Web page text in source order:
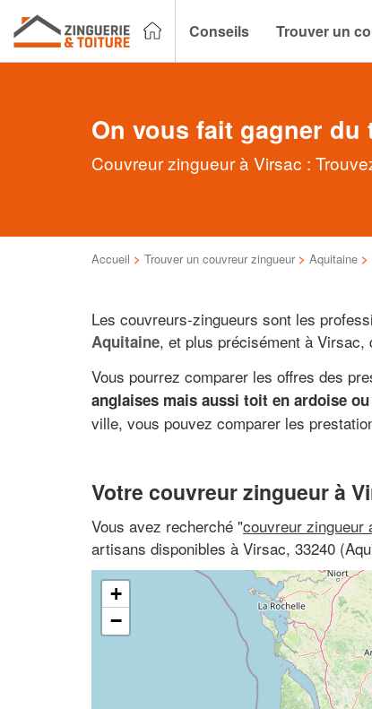
Conseils Trouver un
On vous fait gagner du
Couvreur zingueur à Virsac :
Accueil > Trouver un couvreur zingueur > Aquitaine >
Les couvreurs-zingueurs sont les
Aquitaine, et plus précisément à Virsac,
Vous pourrez comparer les offres des
anglaises mais aussi toit en ardoise
ville, vous pouvez comparer les
Votre couvreur zingueur à
Vous avez recherché "couvreur zingueur
artisans disponibles à Virsac, 33240
+
−